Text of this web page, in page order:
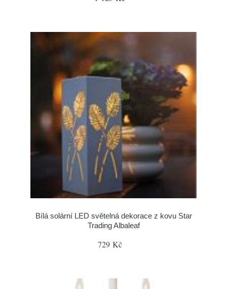
Bílá solární LED světelná dekorace z kovu Star
Trading Albaleaf
729 Kč